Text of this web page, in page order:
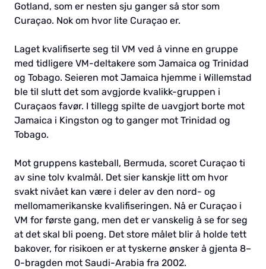
Gotland, som er nesten sju ganger så stor som
Curaçao. Nok om hvor lite Curaçao er.
Laget kvalifiserte seg til VM ved å vinne en gruppe
med tidligere VM-deltakere som Jamaica og Trinidad
og Tobago. Seieren mot Jamaica hjemme i Willemstad
ble til slutt det som avgjorde kvalikk-gruppen i
Curaçaos favør. I tillegg spilte de uavgjort borte mot
Jamaica i Kingston og to ganger mot Trinidad og
Tobago.
Mot gruppens kasteball, Bermuda, scoret Curaçao ti
av sine tolv kvalmål. Det sier kanskje litt om hvor
svakt nivået kan være i deler av den nord- og
mellomamerikanske kvalifiseringen. Nå er Curaçao i
VM for første gang, men det er vanskelig å se for seg
at det skal bli poeng. Det store målet blir å holde tett
bakover, for risikoen er at tyskerne ønsker å gjenta 8–
0-bragden mot Saudi-Arabia fra 2002.